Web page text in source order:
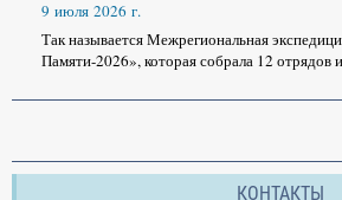
9 июля 2026 г.
Так называется Межрегиональная
Памяти-2026», которая собрала 12 отрядов
КОНТАКТЫ